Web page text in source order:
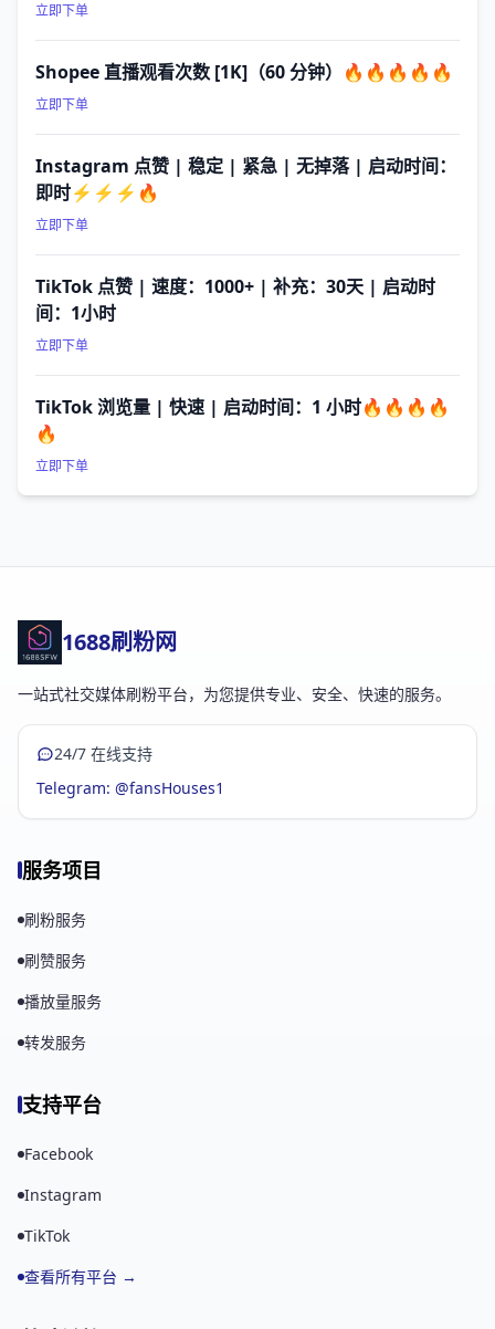
立即下单
Shopee 直播观看次数 [1K]（60 分钟）🔥🔥🔥🔥🔥
立即下单
Instagram 点赞 | 稳定 | 紧急 | 无掉落 | 启动时间：
即时⚡⚡⚡🔥
立即下单
TikTok 点赞 | 速度：1000+ | 补充：30天 | 启动时
间：1小时
立即下单
TikTok 浏览量 | 快速 | 启动时间：1 小时🔥🔥🔥🔥
🔥
立即下单
1688刷粉网
一站式社交媒体刷粉平台，为您提供专业、安全、快速的服务。
24/7 在线支持
Telegram: @fansHouses1
服务项目
刷粉服务
刷赞服务
播放量服务
转发服务
支持平台
Facebook
Instagram
TikTok
查看所有平台 →